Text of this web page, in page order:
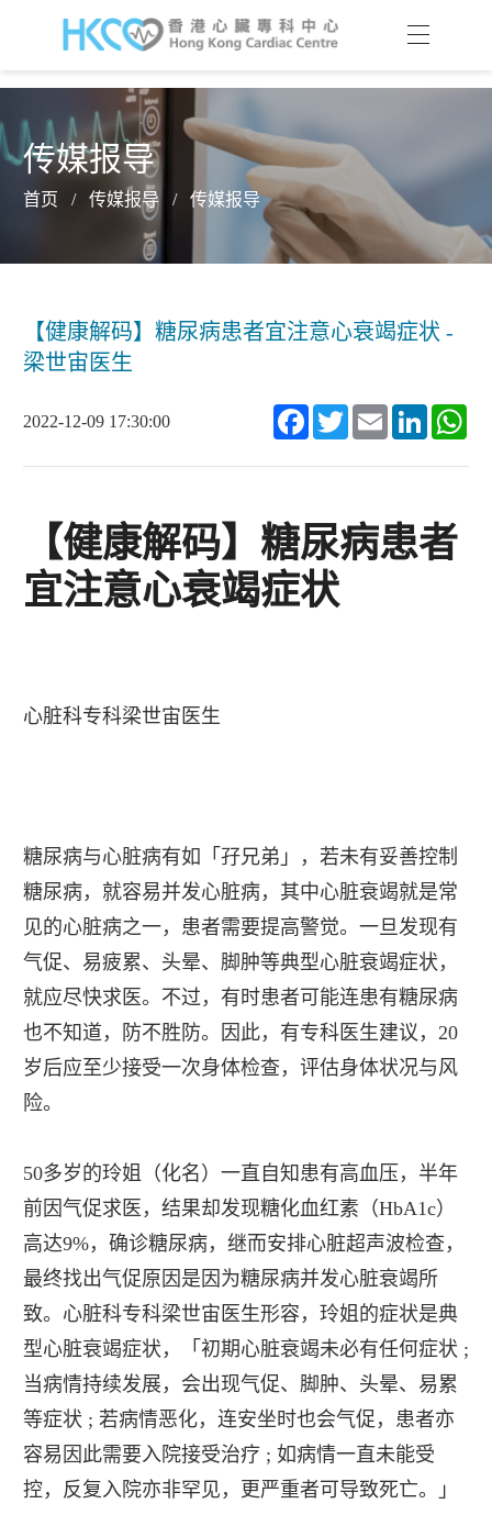
传媒报导
首页 / 传媒报导 / 传媒报导
【健康解码】糖尿病患者宜注意心衰竭症状 -
梁世宙医生
2022-12-09 17:30:00 Facebook
TwitterEmail LinkedIn
【健康解码】糖尿病患者
宜注意心衰竭症状
心脏科专科梁世宙医生
糖尿病与心脏病有如「孖兄弟」，若未有妥善控制
糖尿病，就容易并发心脏病，其中心脏衰竭就是常
见的心脏病之一，患者需要提高警觉。一旦发现有
气促、易疲累、头晕、脚肿等典型心脏衰竭症状，
就应尽快求医。不过，有时患者可能连患有糖尿病
也不知道，防不胜防。因此，有专科医生建议，20
岁后应至少接受一次身体检查，评估身体状况与风
险。
50多岁的玲姐（化名）一直自知患有高血压，半年
前因气促求医，结果却发现糖化血红素（HbA1c）
高达9%，确诊糖尿病，继而安排心脏超声波检查，
最终找出气促原因是因为糖尿病并发心脏衰竭所
致。心脏科专科梁世宙医生形容，玲姐的症状是典
型心脏衰竭症状，「初期心脏衰竭未必有任何症状 ;
当病情持续发展，会出现气促、脚肿、头晕、易累
等症状 ; 若病情恶化，连安坐时也会气促，患者亦
容易因此需要入院接受治疗 ; 如病情一直未能受
控，反复入院亦非罕见，更严重者可导致死亡。」